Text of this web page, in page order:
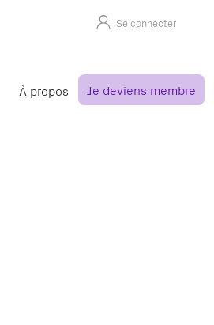
Se connecter
À propos Je deviens membre